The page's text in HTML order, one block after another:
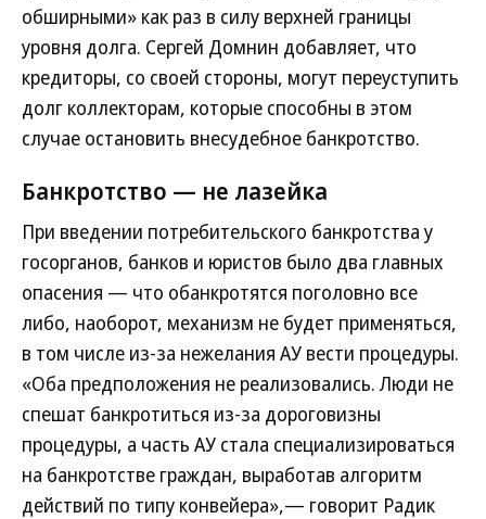
обширными» как раз в силу верхней границы
уровня долга. Сергей Домнин добавляет, что
кредиторы, со своей стороны, могут переуступить
долг коллекторам, которые способны в этом
случае остановить внесудебное банкротство.
Банкротство — не лазейка
При введении потребительского банкротства у
госорганов, банков и юристов было два главных
опасения — что обанкротятся поголовно все
либо, наоборот, механизм не будет применяться,
в том числе из-за нежелания АУ вести процедуры.
«Оба предположения не реализовались. Люди не
спешат банкротиться из-за дороговизны
процедуры, а часть АУ стала специализироваться
на банкротстве граждан, выработав алгоритм
действий по типу конвейера»,— говорит Радик